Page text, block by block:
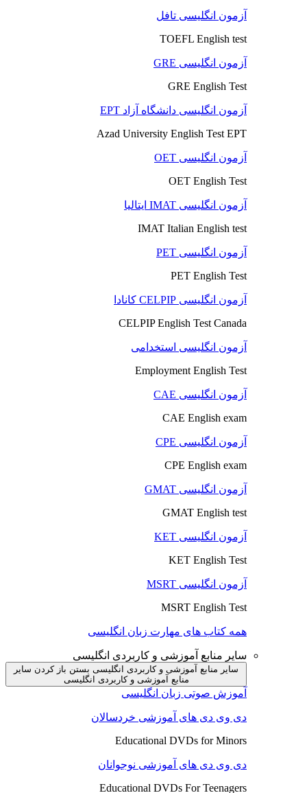
آزمون انگلیسی تافل
TOEFL English test
آزمون انگلیسی GRE
GRE English Test
آزمون انگلیسی دانشگاه آزاد EPT
Azad University English Test EPT
آزمون انگلیسی OET
OET English Test
آزمون انگلیسی IMAT ایتالیا
IMAT Italian English test
آزمون انگلیسی PET
PET English Test
آزمون انگلیسی CELPIP کانادا
CELPIP English Test Canada
آزمون انگلیسی استخدامی
Employment English Test
آزمون انگلیسی CAE
CAE English exam
آزمون انگلیسی CPE
CPE English exam
آزمون انگلیسی GMAT
GMAT English test
آزمون انگلیسی KET
KET English Test
آزمون انگلیسی MSRT
MSRT English Test
همه کتاب های مهارت زبان انگلیسی
سایر منابع آموزشی و کاربردی انگلیسی
سایر منابع آموزشی و کاربردی انگلیسی بستن باز کردن سایر
منابع آموزشی و کاربردی انگلیسی
آموزش صوتی زبان انگلیسی
دی وی دی های آموزشی خردسالان
Educational DVDs for Minors
دی وی دی های آموزشی نوجوانان
Educational DVDs For Teenagers